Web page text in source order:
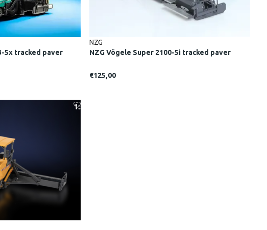
5x tracked paver
NZG
NZG Vögele Super 2100-5i tracked paver
€125,00